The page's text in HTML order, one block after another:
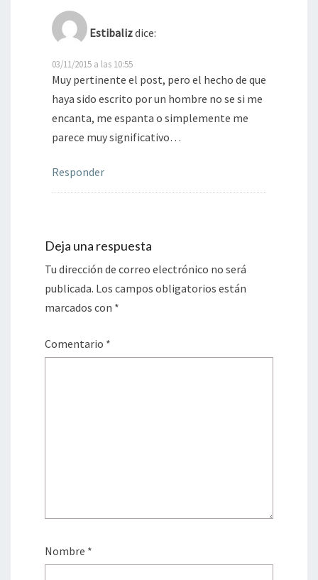
Estibalizdice:
03/11/2015 a las 10:55
Muy pertinente el post, pero el hecho de que
haya sido escrito por un hombre no se si me
encanta, me espanta o simplemente me
parece muy significativo…
Responder
Deja una respuesta
Tu dirección de correo electrónico no será
publicada. Los campos obligatorios están
marcados con *
Comentario *
Nombre *